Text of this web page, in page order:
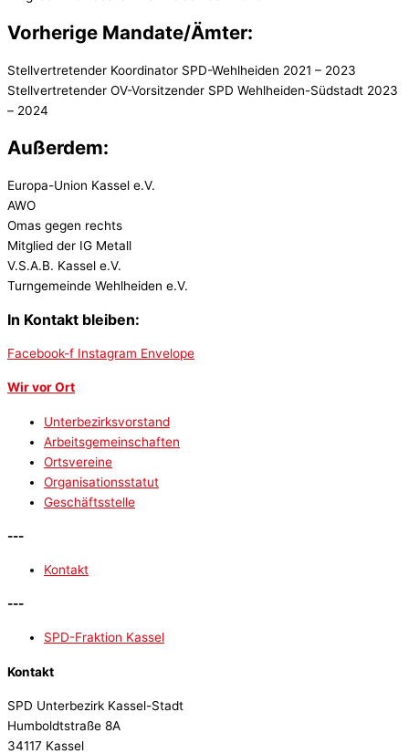
Vorherige Mandate/Ämter:
Stellvertretender Koordinator SPD-Wehlheiden 2021 – 2023
Stellvertretender OV-Vorsitzender SPD Wehlheiden-Südstadt 2023
– 2024
Außerdem:
Europa-Union Kassel e.V.
AWO
Omas gegen rechts
Mitglied der IG Metall
V.S.A.B. Kassel e.V.
Turngemeinde Wehlheiden e.V.
In Kontakt bleiben:
Facebook-f Instagram Envelope
Wir vor Ort
Unterbezirksvorstand
Arbeitsgemeinschaften
Ortsvereine
Organisationsstatut
Geschäftsstelle
---
Kontakt
---
SPD-Fraktion Kassel
Kontakt
SPD Unterbezirk Kassel-Stadt
Humboldtstraße 8A
34117 Kassel